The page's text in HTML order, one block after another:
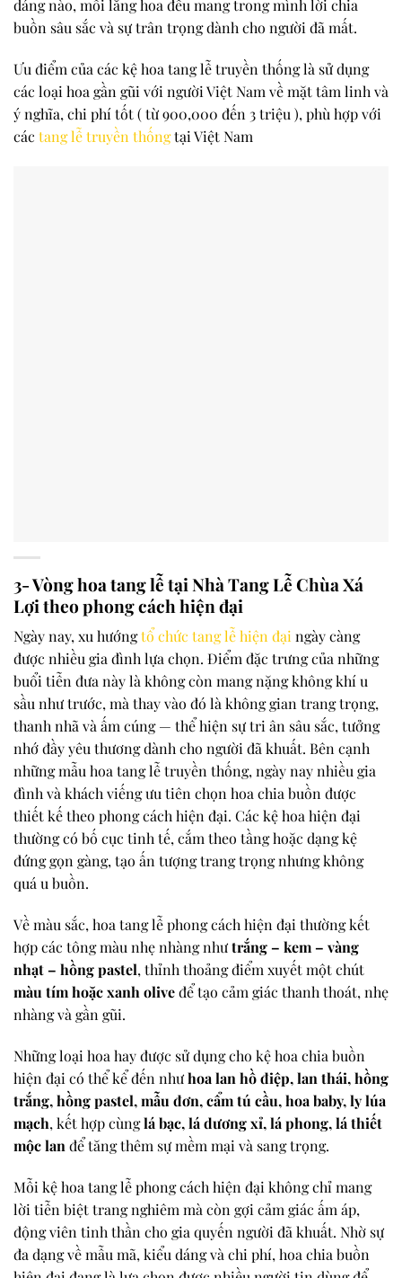
dáng nào, mỗi lẵng hoa đều mang trong mình lời chia
buồn sâu sắc và sự trân trọng dành cho người đã mất.
Ưu điểm của các kệ hoa tang lễ truyền thống là sử dụng
các loại hoa gần gũi với người Việt Nam về mặt tâm linh và
ý nghĩa, chi phí tốt ( từ 900,000 đến 3 triệu ), phù hợp với
các tang lễ truyền thốngtại Việt Nam
3- Vòng hoa tang lễ tại Nhà Tang Lễ Chùa Xá
Lợi theo phong cách hiện đại
Ngày nay, xu hướngtổ chức tang lễ hiện đạingày càng
được nhiều gia đình lựa chọn. Điểm đặc trưng của những
buổi tiễn đưa này là không còn mang nặng không khí u
sầu như trước, mà thay vào đó là không gian trang trọng,
thanh nhã và ấm cúng — thể hiện sự tri ân sâu sắc, tưởng
nhớ đầy yêu thương dành cho người đã khuất. Bên cạnh
những mẫu hoa tang lễ truyền thống, ngày nay nhiều gia
đình và khách viếng ưu tiên chọn hoa chia buồn được
thiết kế theo phong cách hiện đại. Các kệ hoa hiện đại
thường có bố cục tinh tế, cắm theo tầng hoặc dạng kệ
đứng gọn gàng, tạo ấn tượng trang trọng nhưng không
quá u buồn.
Về màu sắc, hoa tang lễ phong cách hiện đại thường kết
hợp các tông màu nhẹ nhàng nhưtrắng – kem – vàng
nhạt – hồng pastel, thỉnh thoảng điểm xuyết một chút
màu tím hoặc xanh oliveđể tạo cảm giác thanh thoát, nhẹ
nhàng và gần gũi.
Những loại hoa hay được sử dụng cho kệ hoa chia buồn
hiện đại có thể kể đến nhưhoa lan hồ điệp, lan thái, hồng
trắng, hồng pastel, mẫu đơn, cẩm tú cầu, hoa baby, ly lúa
mạch, kết hợp cùnglá bạc, lá dương xỉ, lá phong, lá thiết
mộc lan để tăng thêm sự mềm mại và sang trọng.
Mỗi kệ hoa tang lễ phong cách hiện đại không chỉ mang
lời tiễn biệt trang nghiêm mà còn gợi cảm giác ấm áp,
động viên tinh thần cho gia quyến người đã khuất. Nhờ sự
đa dạng về mẫu mã, kiểu dáng và chi phí, hoa chia buồn